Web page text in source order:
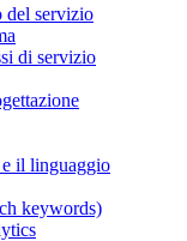
del servizio
di servizio
il linguaggio
keywords)